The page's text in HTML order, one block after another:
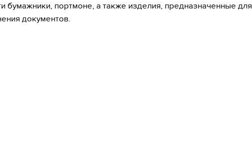
бумажники, портмоне, а также изделия, предназначенные для
документов.